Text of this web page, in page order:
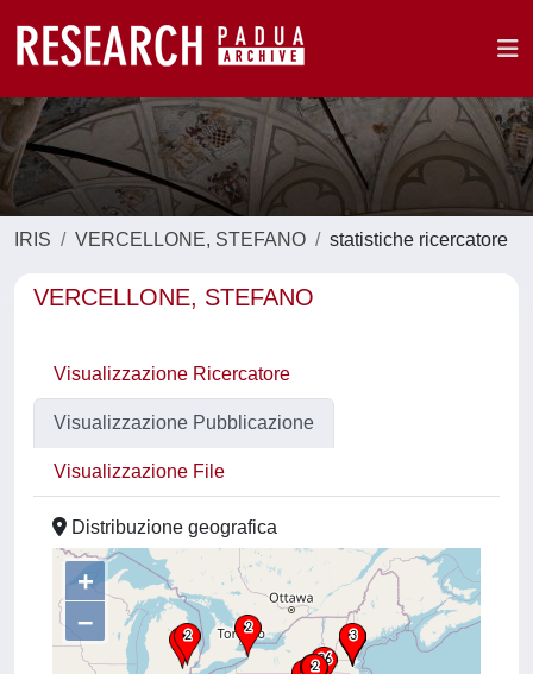
IRIS VERCELLONE, STEFANO statistiche ricercatore
VERCELLONE, STEFANO
Visualizzazione Ricercatore
Visualizzazione Pubblicazione
Visualizzazione File
Distribuzione geografica
+
–